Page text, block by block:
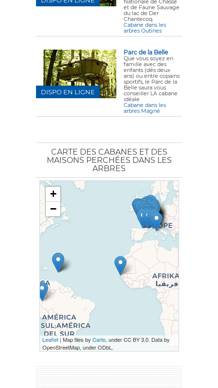
Nationale de Chasse
et de Faune Sauvage
du lac de Der
Chantecoq.
Cabane dans les
arbres Outines
Parc de la Belle
Que vous soyez en
famille avec des
enfants (dès deux
ans) ou entre copains
sportifs, le Parc de la
Belle saura vous
conseiller LA cabane
idéale.
Cabane dans les
arbres Magné
DISPO EN LIGNE
CARTE DES CABANES ET DES
MAISONS PERCHÉES DANS LES
ARBRES
+
−
Leaflet| Map tiles by Carto, under CC BY 3.0. Data by
OpenStreetMap, under ODbL.